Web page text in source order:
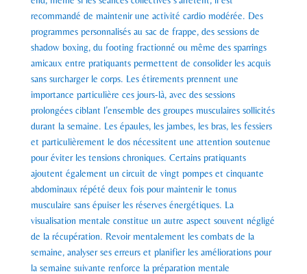
recommandé de maintenir une activité cardio modérée. Des
programmes personnalisés au sac de frappe, des sessions de
shadow boxing, du footing fractionné ou même des sparrings
amicaux entre pratiquants permettent de consolider les acquis
sans surcharger le corps. Les étirements prennent une
importance particulière ces jours-là, avec des sessions
prolongées ciblant l’ensemble des groupes musculaires sollicités
durant la semaine. Les épaules, les jambes, les bras, les fessiers
et particulièrement le dos nécessitent une attention soutenue
pour éviter les tensions chroniques. Certains pratiquants
ajoutent également un circuit de vingt pompes et cinquante
abdominaux répété deux fois pour maintenir le tonus
musculaire sans épuiser les réserves énergétiques. La
visualisation mentale constitue un autre aspect souvent négligé
de la récupération. Revoir mentalement les combats de la
semaine, analyser ses erreurs et planifier les améliorations pour
la semaine suivante renforce la préparation mentale